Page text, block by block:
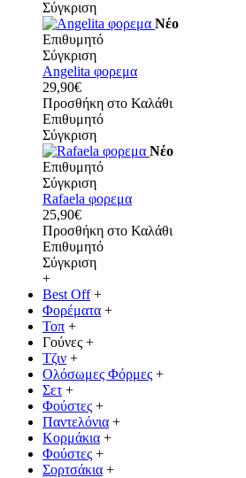
Σύγκριση
Νέο
Επιθυμητό
Σύγκριση
Angelita φορεμα
29,90€
Προσθήκη στο Καλάθι
Επιθυμητό
Σύγκριση
Νέο
Επιθυμητό
Σύγκριση
Rafaela φορεμα
25,90€
Προσθήκη στο Καλάθι
Επιθυμητό
Σύγκριση
+
Best Off +
Φορέματα +
Τοπ +
Γούνες +
Τζιν +
Ολόσωμες Φόρμες +
Σετ +
Φούστες +
Παντελόνια +
Κορμάκια +
Φούστες +
Σορτσάκια +